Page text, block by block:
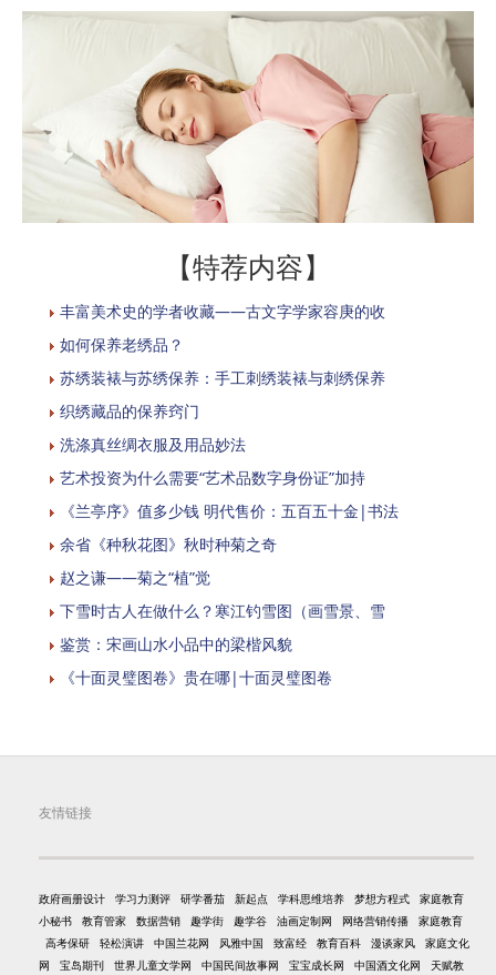
【特荐内容】
丰富美术史的学者收藏——古文字学家容庚的收
如何保养老绣品？
苏绣装裱与苏绣保养：手工刺绣装裱与刺绣保养
织绣藏品的保养窍门
洗涤真丝绸衣服及用品妙法
艺术投资为什么需要“艺术品数字身份证”加持
《兰亭序》值多少钱 明代售价：五百五十金|书法
余省《种秋花图》秋时种菊之奇
赵之谦——菊之“植”觉
下雪时古人在做什么？寒江钓雪图（画雪景、雪
鉴赏：宋画山水小品中的梁楷风貌
《十面灵璧图卷》贵在哪|十面灵璧图卷
友情链接
政府画册设计 学习力测评 研学番茄 新起点 学科思维培养 梦想方程式
家庭教育
小秘书
教育管家 数据营销 趣学街 趣学谷 油画定制网 网络营销传播
家庭教育
高考保研
轻松演讲 中国兰花网 风雅中国 致富经 教育百科 漫谈家风
家庭文化
网
宝岛期刊 世界儿童文学网 中国民间故事网 宝宝成长网 中国酒文化网 天赋教